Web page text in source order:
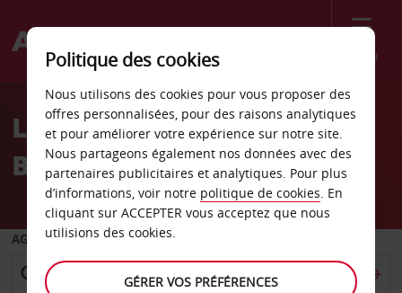
Menu
Welcome
AvisLocation de voiture
Burkina Faso
AGENCE DE DÉPART
Politique des cookies
Nous utilisons des cookies pour vous proposer des
offres personnalisées, pour des raisons analytiques
et pour améliorer votre expérience sur notre site.
Nous partageons également nos données avec des
partenaires publicitaires et analytiques. Pour plus
d’informations, voir notre politique de cookies. En
cliquant sur ACCEPTER vous acceptez que nous
utilisions des cookies.
GÉRER VOS PRÉFÉRENCES